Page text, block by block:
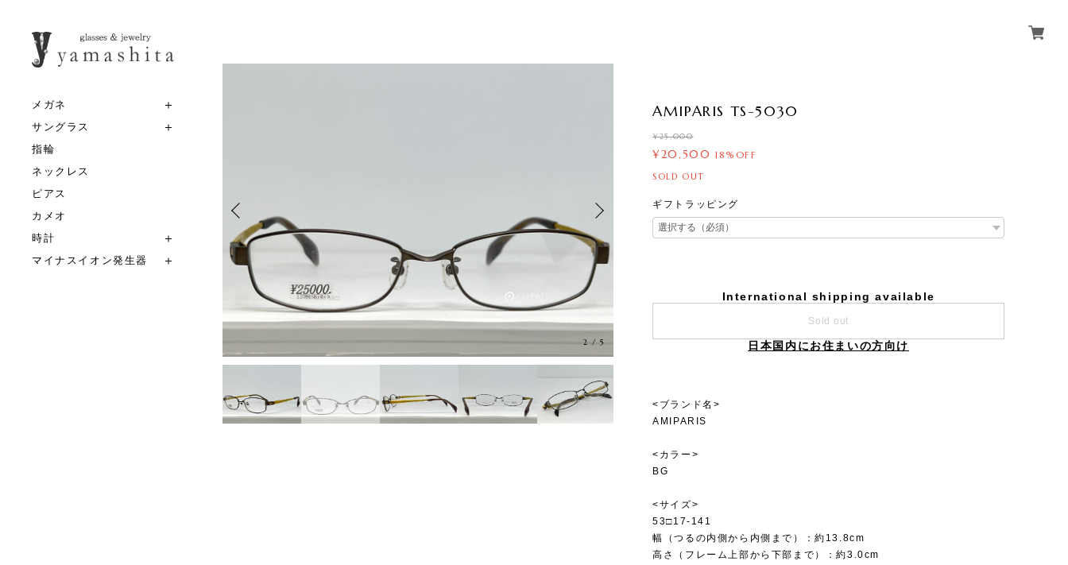
メガネ
サングラス
指輪
ネックレス
ピアス
カメオ
時計
マイナスイオン発生器
3 /5
AMIPARIS TS-5030
¥25,000
¥20,500 18%OFF
SOLD OUT
ギフトラッピング
International shipping available
Sold out
日本国内にお住まいの方向け
<ブランド名>
AMIPARIS
<カラー>
BG
<サイズ>
53□17-141
幅（つるの内側から内側まで）：約13.8cm
高さ（フレーム上部から下部まで）：約3.0cm